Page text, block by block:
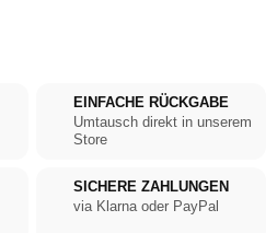
EINFACHE RÜCKGABE
Umtausch direkt in unserem
Store
SICHERE ZAHLUNGEN
via Klarna oder PayPal